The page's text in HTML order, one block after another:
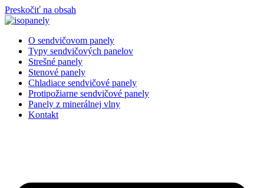
Preskočiť na obsah
O sendvičovom panely
Typy sendvičových panelov
Strešné panely
Stenové panely
Chladiace sendvičové panely
Protipožiarne sendvičové panely
Panely z minerálnej vlny
Kontakt